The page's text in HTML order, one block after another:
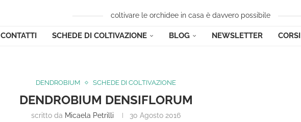
coltivare le orchidee in casa è davvero possibile
CONTATTI SCHEDE DI COLTIVAZIONE BLOG NEWSLETTER CORSI
DENDROBIUM SCHEDE DI COLTIVAZIONE
DENDROBIUM DENSIFLORUM
scritto da Micaela Petrilli 30 Agosto 2016